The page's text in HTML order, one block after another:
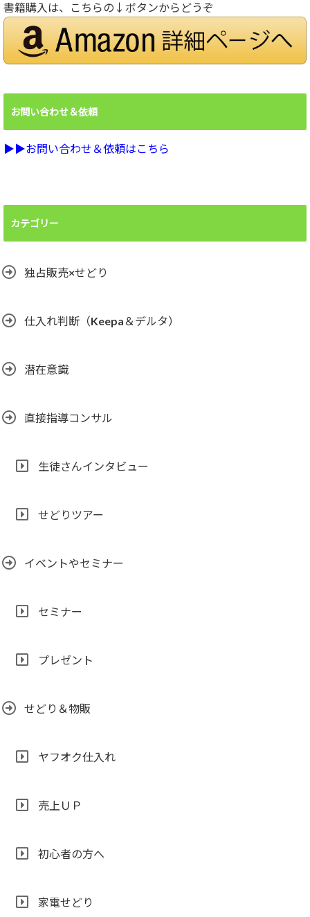
書籍購入は、こちらの↓ボタンからどうぞ
お問い合わせ＆依頼
▶︎▶︎お問い合わせ＆依頼はこちら
カテゴリー
独占販売×せどり
仕入れ判断（Keepa＆デルタ）
潜在意識
直接指導コンサル
生徒さんインタビュー
せどりツアー
イベントやセミナー
セミナー
プレゼント
せどり＆物販
ヤフオク仕入れ
売上ＵＰ
初心者の方へ
家電せどり